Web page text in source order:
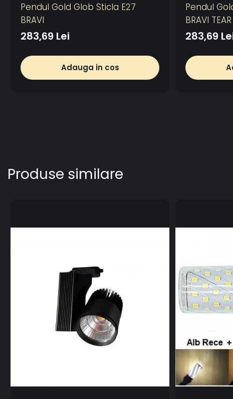
Pendul Gold Glob Sticla E27
BRAVI
283,69 Lei
Adauga in cos
Pendul
BRAVI TEAR
283,69
Produse similare